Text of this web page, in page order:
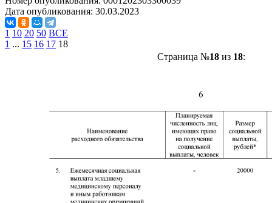
Дата опубликования: 30.03.2023
1 10 20 50 ВСЕ
1 ... 15 16 17 18
Страница №18из 18: